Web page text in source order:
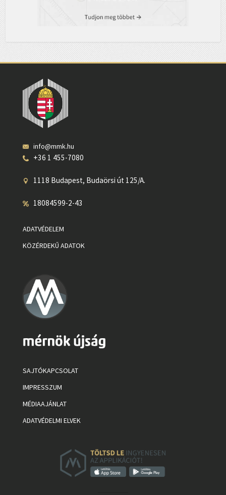
info@mmk.hu
+36 1 455-7080
1118 Budapest, Budaörsi út 125/A.
18084599-2-43
ADATVÉDELEM
KÖZÉRDEKŰ ADATOK
SAJTÓKAPCSOLAT
IMPRESSZUM
MÉDIAAJÁNLAT
ADATVÉDELMI ELVEK